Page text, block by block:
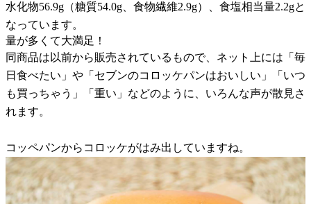
水化物56.9g（糖質54.0g、食物繊維2.9g）、食塩相当量2.2gと
なっています。
量が多くて大満足！
同商品は以前から販売されているもので、ネット上には「毎
日食べたい」や「セブンのコロッケパンはおいしい」「いつ
も買っちゃう」「重い」などのように、いろんな声が散見さ
れます。
コッペパンからコロッケがはみ出していますね。